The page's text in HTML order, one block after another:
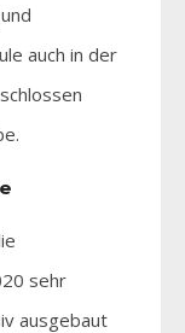
auch in der
sehr
ausgebaut